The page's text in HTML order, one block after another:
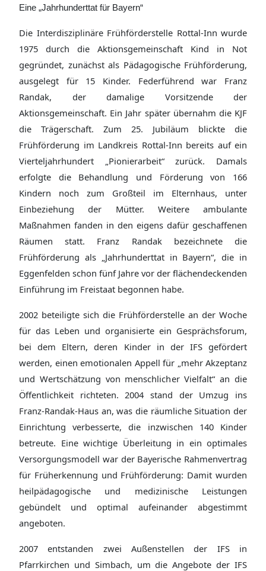
Eine „Jahrhunderttat für Bayern“
Die Interdisziplinäre Frühförderstelle Rottal-Inn wurde
1975 durch die Aktionsgemeinschaft Kind in Not
gegründet, zunächst als Pädagogische Frühförderung,
ausgelegt für 15 Kinder. Federführend war Franz
Randak, der damalige Vorsitzende der
Aktionsgemeinschaft. Ein Jahr später übernahm die KJF
die Trägerschaft. Zum 25. Jubiläum blickte die
Frühförderung im Landkreis Rottal-Inn bereits auf ein
Vierteljahrhundert „Pionierarbeit“ zurück. Damals
erfolgte die Behandlung und Förderung von 166
Kindern noch zum Großteil im Elternhaus, unter
Einbeziehung der Mütter. Weitere ambulante
Maßnahmen fanden in den eigens dafür geschaffenen
Räumen statt. Franz Randak bezeichnete die
Frühförderung als „Jahrhunderttat in Bayern“, die in
Eggenfelden schon fünf Jahre vor der flächendeckenden
Einführung im Freistaat begonnen habe.
2002 beteiligte sich die Frühförderstelle an der Woche
für das Leben und organisierte ein Gesprächsforum,
bei dem Eltern, deren Kinder in der IFS gefördert
werden, einen emotionalen Appell für „mehr Akzeptanz
und Wertschätzung von menschlicher Vielfalt“ an die
Öffentlichkeit richteten. 2004 stand der Umzug ins
Franz-Randak-Haus an, was die räumliche Situation der
Einrichtung verbesserte, die inzwischen 140 Kinder
betreute. Eine wichtige Überleitung in ein optimales
Versorgungsmodell war der Bayerische Rahmenvertrag
für Früherkennung und Frühförderung: Damit wurden
heilpädagogische und medizinische Leistungen
gebündelt und optimal aufeinander abgestimmt
angeboten.
2007 entstanden zwei Außenstellen der IFS in
Pfarrkirchen und Simbach, um die Angebote der IFS